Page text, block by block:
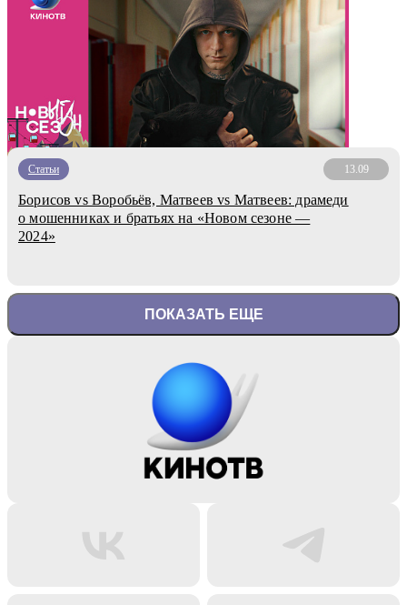
Статьи 13.09
Борисов vs Воробьёв, Матвеев vs Матвеев: драмеди
о мошенниках и братьях на «Новом сезоне —
2024»
ПОКАЗАТЬ ЕЩЕ